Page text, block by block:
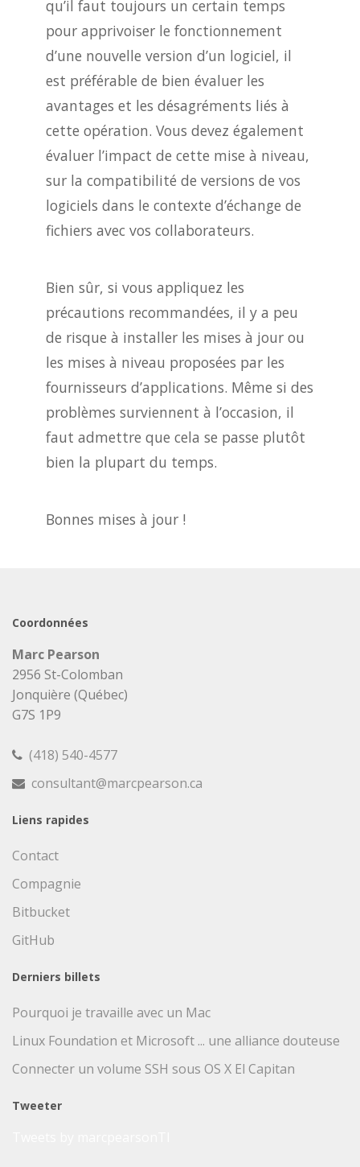
qu’il faut toujours un certain temps
pour apprivoiser le fonctionnement
d’une nouvelle version d’un logiciel, il
est préférable de bien évaluer les
avantages et les désagréments liés à
cette opération. Vous devez également
évaluer l’impact de cette mise à niveau,
sur la compatibilité de versions de vos
logiciels dans le contexte d’échange de
fichiers avec vos collaborateurs.
Bien sûr, si vous appliquez les
précautions recommandées, il y a peu
de risque à installer les mises à jour ou
les mises à niveau proposées par les
fournisseurs d’applications. Même si des
problèmes surviennent à l’occasion, il
faut admettre que cela se passe plutôt
bien la plupart du temps.
Bonnes mises à jour !
Coordonnées
Marc Pearson
2956 St-Colomban
Jonquière (Québec)
G7S 1P9
(418) 540-4577
consultant@marcpearson.ca
Liens rapides
Contact
Compagnie
Bitbucket
GitHub
Derniers billets
Pourquoi je travaille avec un Mac
Linux Foundation et Microsoft ... une alliance douteuse
Connecter un volume SSH sous OS X El Capitan
Tweeter